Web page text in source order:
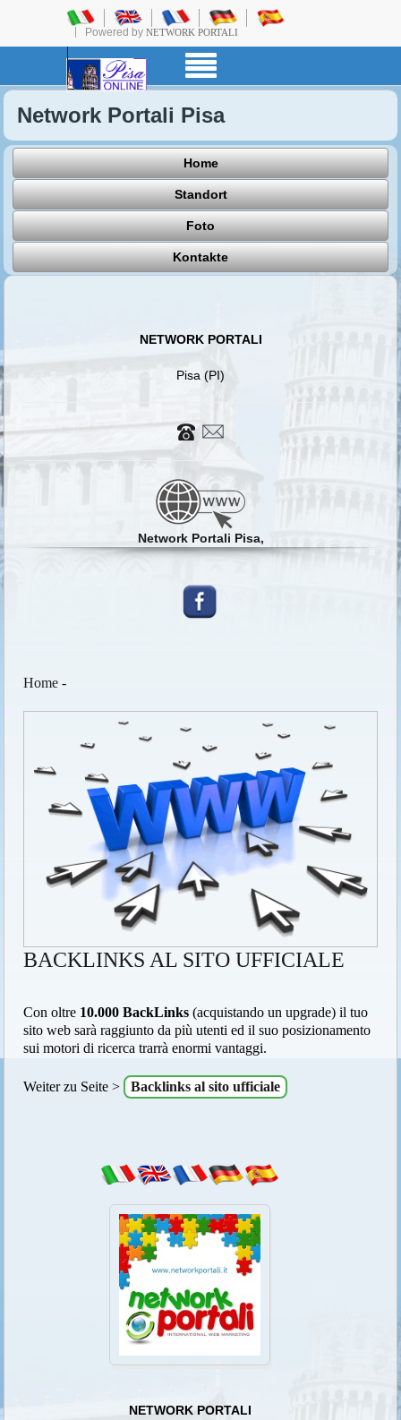
Powered by NETWORK PORTALI
Network Portali Pisa
Home
Standort
Foto
Kontakte
NETWORK PORTALI
Pisa (PI)
Network Portali Pisa,
Home -
BACKLINKS AL SITO UFFICIALE
Con oltre 10.000 BackLinks (acquistando un upgrade) il tuo
sito web sarà raggiunto da più utenti ed il suo posizionamento
sui motori di ricerca trarrà enormi vantaggi.
Weiter zu Seite > Backlinks al sito ufficiale
NETWORK PORTALI